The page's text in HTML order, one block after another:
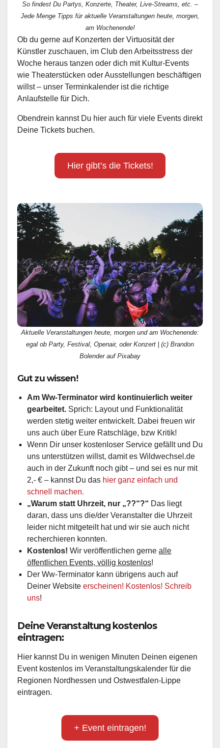
So findest Du Partys, Konzerte, Theater, Live-Streams, etc. –
Jede Menge Tipps für aktuelle Veranstaltungen heute, morgen,
am Wochenende!
Ob du gerne auf Konzerten der Virtuosität der
Künstler zuschauen, im Club den Arbeitsstress der
Woche heraus tanzen oder dich mit Kultur-Events
wie Theaterstücken oder Ausstellungen beschäftigen
willst – unser Terminkalender ist die richtige
Anlaufstelle für Dich.
Obendrein kannst Du hier auch für viele Events direkt
Deine Tickets buchen.
Hier gibt’s die Tickets!
Aktuelle Veranstaltungen heute, morgen und am Wochenende:
egal ob Party, Festival, Openair, oder Konzert | (c) Brandon
Bolender auf Pixabay
Gut zu wissen!
Am Ww-Terminator wird kontinuierlich weiter
gearbeitet. Sprich: Layout und Funktionalität
werden stetig weiter entwickelt. Dabei freuen wir
uns auch über Eure Ratschläge, bzw Kritik!
Wenn Dir unser kostenloser Service gefällt und Du
uns unterstützen willst, damit es Wildwechsel.de
auch in der Zukunft noch gibt – und sei es nur mit
2,- € – kannst Du das hier ganz einfach und
schnell machen.
„Warum statt Uhrzeit, nur „??“?“ Das liegt
daran, dass uns die/der Veranstalter die Uhrzeit
leider nicht mitgeteilt hat und wir sie auch nicht
recherchieren konnten.
Kostenlos! Wir veröffentlichen gerne alle
öffentlichen Events, völlig kostenlos!
Der Ww-Terminator kann übrigens auch auf
Deiner Website erscheinen! Kostenlos! Schreib
uns!
Deine Veranstaltung kostenlos
eintragen:
Hier kannst Du in wenigen Minuten Deinen eigenen
Event kostenlos im Veranstaltungskalender für die
Regionen Nordhessen und Ostwestfalen-Lippe
eintragen.
+ Event eintragen!